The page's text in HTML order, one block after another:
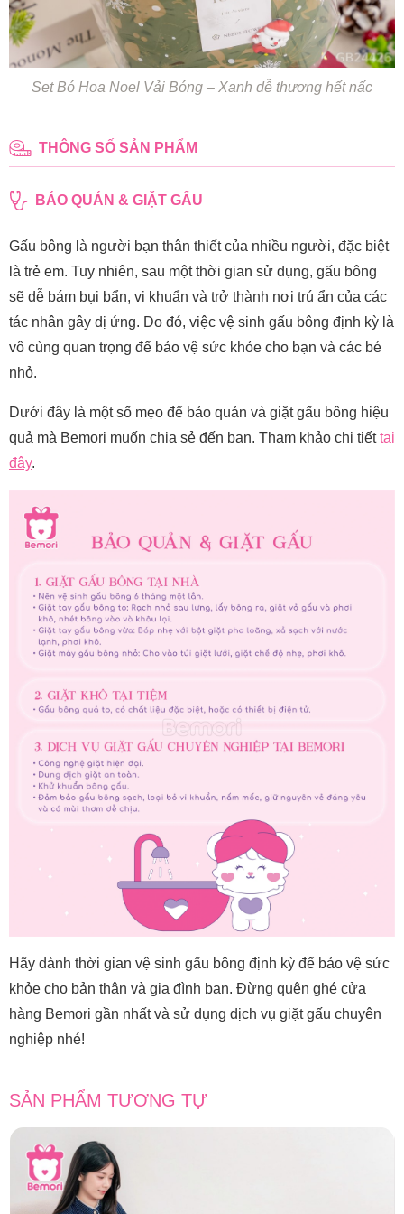
Set Bó Hoa Noel Vải Bóng – Xanh dễ thương hết nấc
THÔNG SỐ SẢN PHẨM
BẢO QUẢN & GIẶT GẤU
Gấu bông là người bạn thân thiết của nhiều người, đặc biệt
là trẻ em. Tuy nhiên, sau một thời gian sử dụng, gấu bông
sẽ dễ bám bụi bẩn, vi khuẩn và trở thành nơi trú ẩn của các
tác nhân gây dị ứng. Do đó, việc vệ sinh gấu bông định kỳ là
vô cùng quan trọng để bảo vệ sức khỏe cho bạn và các bé
nhỏ.
Dưới đây là một số mẹo để bảo quản và giặt gấu bông hiệu
quả mà Bemori muốn chia sẻ đến bạn. Tham khảo chi tiếttại
đây.
Hãy dành thời gian vệ sinh gấu bông định kỳ để bảo vệ sức
khỏe cho bản thân và gia đình bạn. Đừng quên ghé cửa
hàng Bemori gần nhất và sử dụng dịch vụ giặt gấu chuyên
nghiệp nhé!
SẢN PHẨM TƯƠNG TỰ